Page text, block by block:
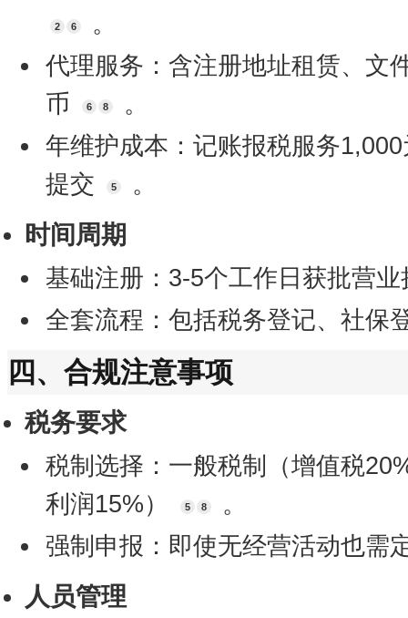
2 6
。
代理服务：含注册地址租赁、文
币
6 8
。
年维护成本：记账报税服务
提交
5 。
时间周期
基础注册：3-5个工作日获批营
全套流程：包括税务登记、社保
四、合规注意事项
税务要求
税制选择：一般税制（增值税
利润15%）
5 8
。
强制申报：即使无经营活动也需
人员管理